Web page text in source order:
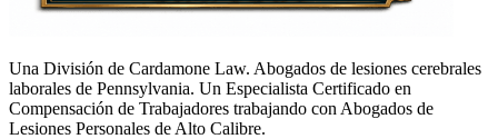
Una División de Cardamone Law. Abogados de lesiones cerebrales
laborales de Pennsylvania. Un Especialista Certificado en
Compensación de Trabajadores trabajando con Abogados de
Lesiones Personales de Alto Calibre.